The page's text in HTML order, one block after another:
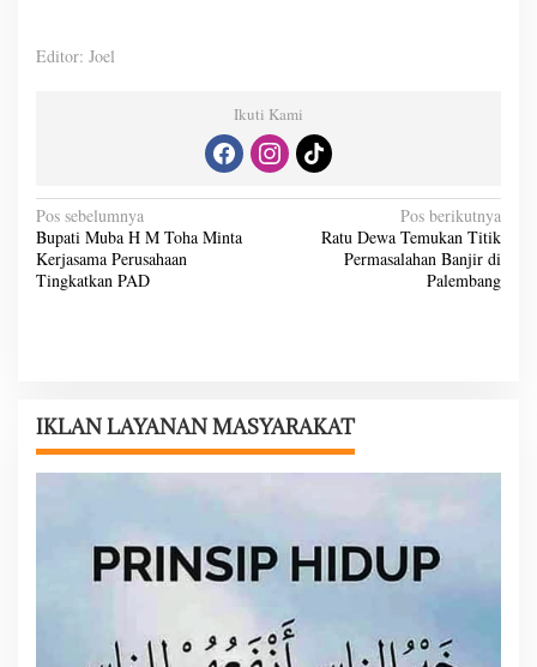
Editor: Joel
Ikuti Kami
N
a
v
s
i
Pos sebelumnya
Bupati Muba H M Toha Minta
Kerjasama Perusahaan
Tingkatkan PAD
Pos berikutnya
Ratu Dewa Temukan Titik
Permasalahan Banjir di
Palembang
IKLAN LAYANAN MASYARAKAT